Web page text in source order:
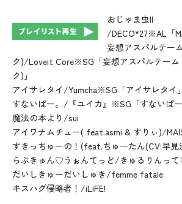
おじゃま虫II
/DECO*27※AL「
妄想アスパルテー
ク)/Loveit Core※SG「妄想アスパルテー
ク)」
アイサレタイ/Yumcha※SG「アイサレタイ」
すないぱー。/『ユイカ』※SG「すないぱー
魔法の本より/sui
アイワナムチュー( feat.asmi & すりぃ)/
すきっちゅーの！(feat.ちゅーたん(CV:早見
らぶきゅん♡うぉんてっど/きゅるりんって
だいしきゅーだいしゅき/femme fatale
キスハグ侵略者！/iLiFE!